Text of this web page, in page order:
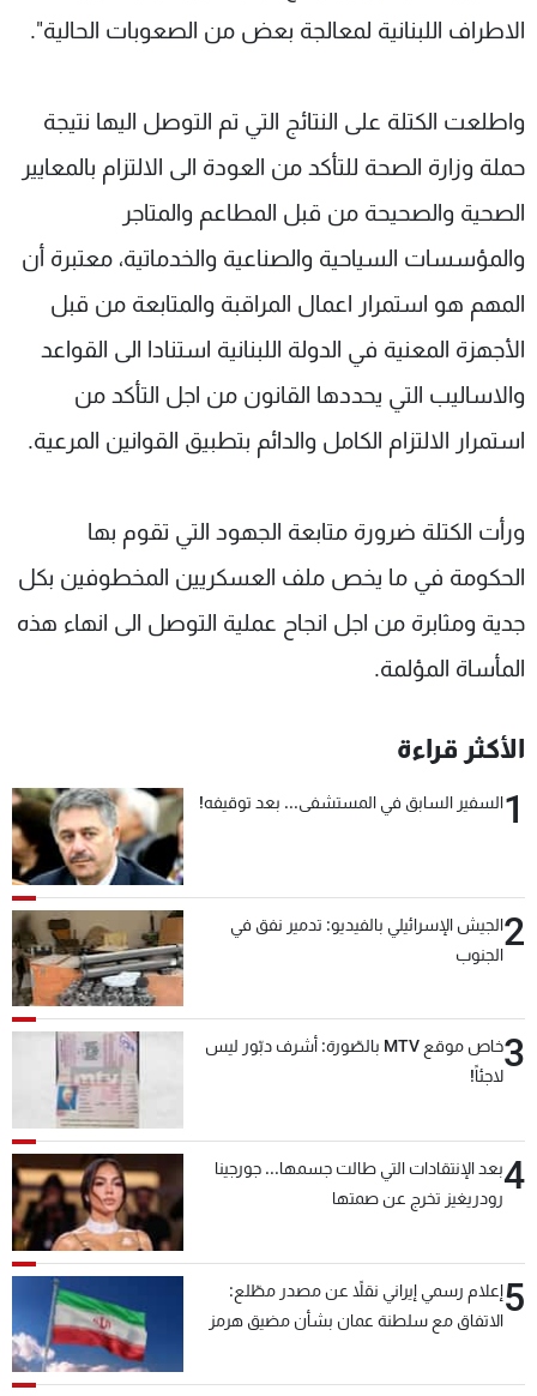
الاطراف اللبنانية لمعالجة بعض من الصعوبات الحالية".
واطلعت الكتلة على النتائج التي تم التوصل اليها نتيجة
حملة وزارة الصحة للتأكد من العودة الى الالتزام بالمعايير
الصحية والصحيحة من قبل المطاعم والمتاجر
والمؤسسات السياحية والصناعية والخدماتية، معتبرة أن
المهم هو استمرار اعمال المراقبة والمتابعة من قبل
الأجهزة المعنية في الدولة اللبنانية استنادا الى القواعد
والاساليب التي يحددها القانون من اجل التأكد من
استمرار الالتزام الكامل والدائم بتطبيق القوانين المرعية.
ورأت الكتلة ضرورة متابعة الجهود التي تقوم بها
الحكومة في ما يخص ملف العسكريين المخطوفين بكل
جدية ومثابرة من اجل انجاح عملية التوصل الى انهاء هذه
المأساة المؤلمة.
الأكثر قراءة
1السفير السابق في المستشفى... بعد توقيفه!
2الجيش الإسرائيلي بالفيديو: تدمير نفق في
الجنوب
3
خاص موقع MTV بالصّورة: أشرف دبّور ليس
لاجئاً!
4بعد الإنتقادات التي طالت جسمها... جورجينا
رودريغيز تخرج عن صمتها
5إعلام رسمي إيراني نقلاً عن مصدر مطّلع:
الاتفاق مع سلطنة عمان بشأن مضيق هرمز